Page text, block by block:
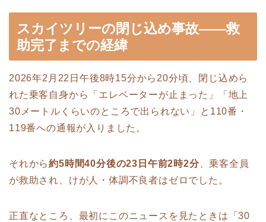
スカイツリーの閉じ込め事故——救
助完了までの経緯
2026年2月22日午後8時15分から20分頃、閉じ込めら
れた乗客自身から「エレベーターが止まった」「地上
30メートルくらいのところで出られない」と110番・
119番への通報が入りました。
それから約5時間40分後の23日午前2時2分、乗客全員
が救助され、けが人・体調不良者はゼロでした。
正直なところ、最初にこのニュースを見たときは「30